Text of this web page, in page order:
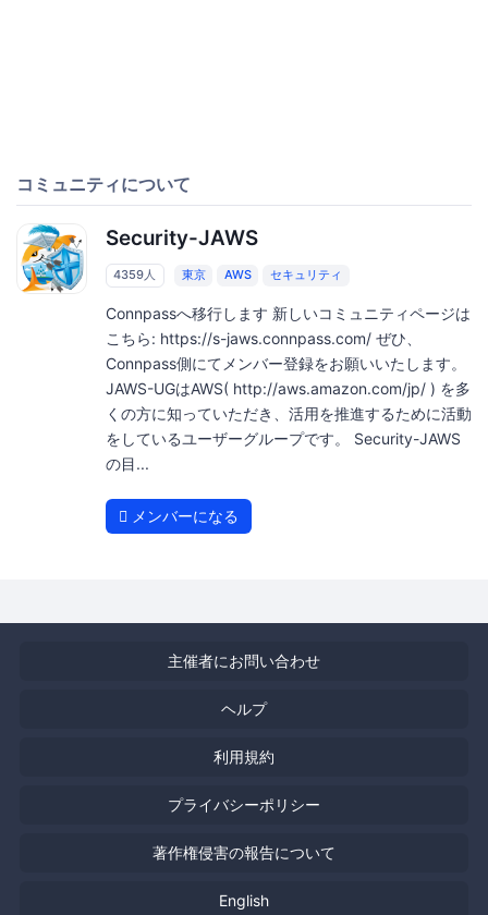
コミュニティについて
Security-JAWS
4359人 東京 AWS セキュリティ
Connpassへ移行します 新しいコミュニティページは
こちら: https://s-jaws.connpass.com/ ぜひ、
Connpass側にてメンバー登録をお願いいたします。
JAWS-UGはAWS( http://aws.amazon.com/jp/ ) を多
くの方に知っていただき、活用を推進するために活動
をしているユーザーグループです。 Security-JAWS
の目...
メンバーになる
主催者にお問い合わせ
ヘルプ
利用規約
プライバシーポリシー
著作権侵害の報告について
English